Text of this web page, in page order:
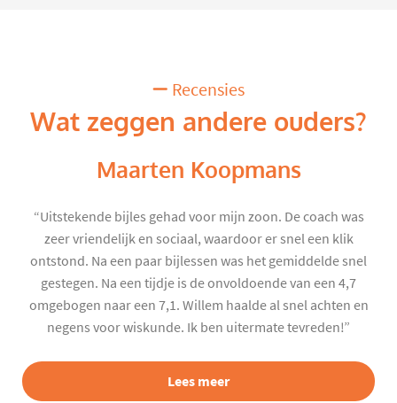
Recensies
Wat zeggen andere ouders?
Maarten Koopmans
“Uitstekende bijles gehad voor mijn zoon. De coach was
zeer vriendelijk en sociaal, waardoor er snel een klik
ontstond. Na een paar bijlessen was het gemiddelde snel
gestegen. Na een tijdje is de onvoldoende van een 4,7
omgebogen naar een 7,1. Willem haalde al snel achten en
negens voor wiskunde. Ik ben uitermate tevreden!”
Lees meer